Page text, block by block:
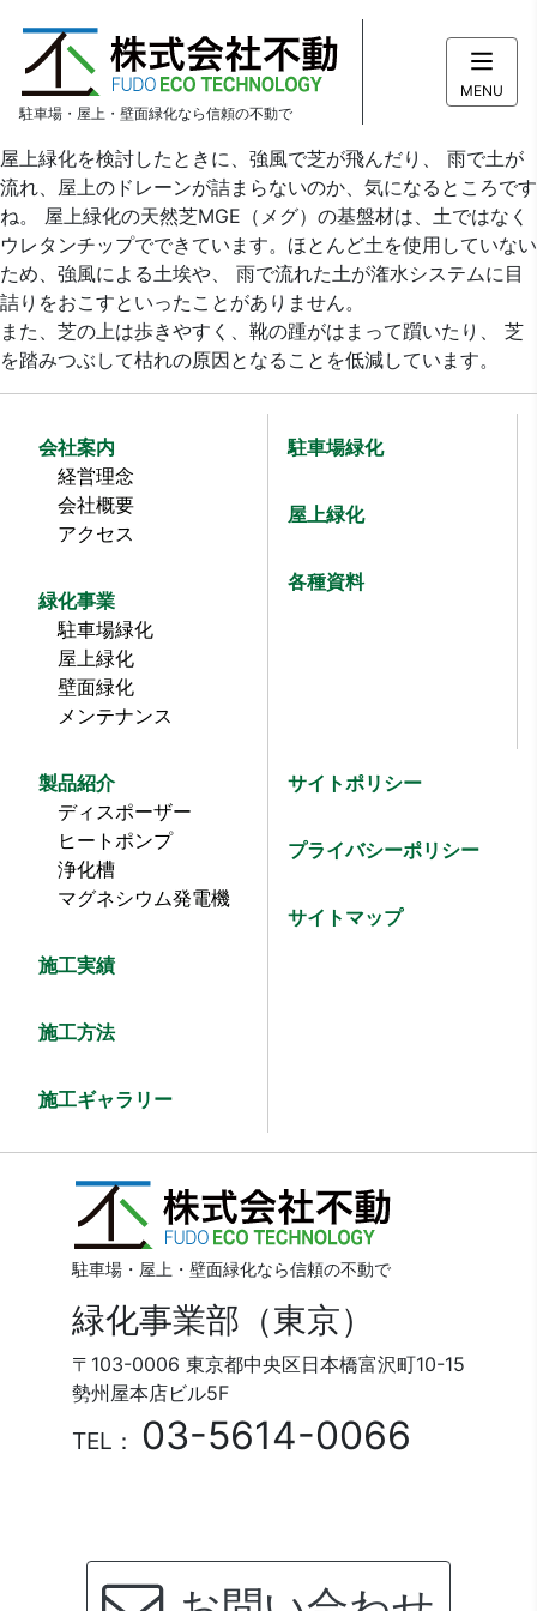
駐車場・屋上・壁面緑化なら信頼の不動で
MENU
屋上緑化を検討したときに、強風で芝が飛んだり、 雨で土が
流れ、屋上のドレーンが詰まらないのか、気になるところです
ね。 屋上緑化の天然芝MGE（メグ）の基盤材は、土ではなく
ウレタンチップでできています。ほとんど土を使用していない
ため、強風による土埃や、 雨で流れた土が潅水システムに目
詰りをおこすといったことがありません。
また、芝の上は歩きやすく、靴の踵がはまって躓いたり、 芝
を踏みつぶして枯れの原因となることを低減しています。
会社案内
経営理念
会社概要
アクセス
緑化事業
駐車場緑化
屋上緑化
壁面緑化
メンテナンス
駐車場緑化
屋上緑化
各種資料
製品紹介
ディスポーザー
ヒートポンプ
浄化槽
マグネシウム発電機
施工実績
施工方法
施工ギャラリー
サイトポリシー
プライバシーポリシー
サイトマップ
駐車場・屋上・壁面緑化なら信頼の不動で
緑化事業部（東京）
〒103-0006 東京都中央区日本橋富沢町10-15
勢州屋本店ビル5F
TEL： 03-5614-0066